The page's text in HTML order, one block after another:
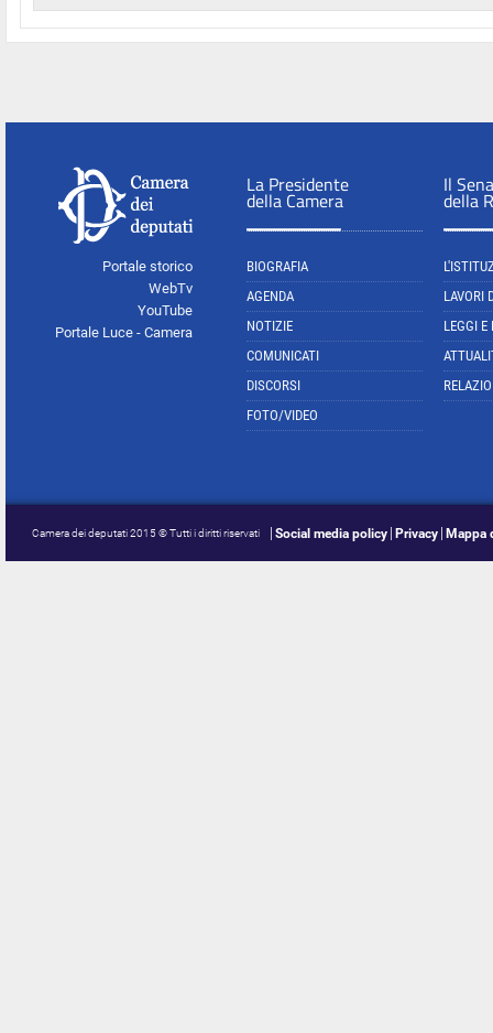
Portale storico
WebTv
YouTube
Portale Luce - Camera
La Presidente
della Camera
BIOGRAFIA
AGENDA
NOTIZIE
COMUNICATI
DISCORSI
FOTO/VIDEO
Il
della
LAVORI
LEGGI E
Camera dei deputati 2015 © Tutti i diritti riservati Social media policy Privacy Mappa